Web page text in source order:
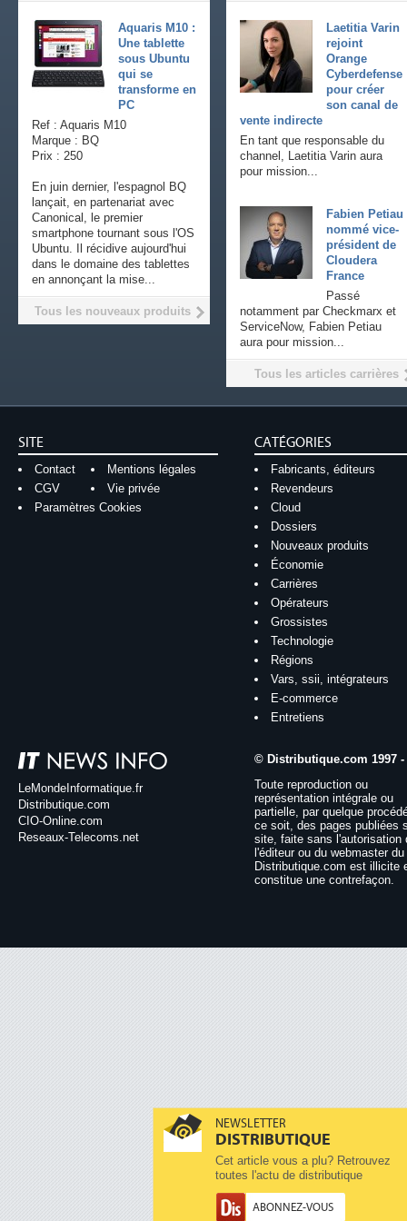
NEWSLETTER
DISTRIBUTIQUE
Cet article vous a plu? Retrouvez
toutes l'actu de distributique
ABONNEZ-VOUS
Laetitia Varin
rejoint
Orange
Cyberdefense
pour créer
son canal de
vente indirecte
En tant que responsable du
channel, Laetitia Varin aura
pour mission...
Fabien Petiau
nommé vice-
président de
Cloudera
France
Passé
notamment par Checkmarx et
ServiceNow, Fabien Petiau
aura pour mission...
Tous les articles carrières
Aquaris M10 :
Une tablette
sous Ubuntu
qui se
transforme en
PC
Ref : Aquaris M10
Marque : BQ
Prix : 250
En juin dernier, l'espagnol BQ
lançait, en partenariat avec
Canonical, le premier
smartphone tournant sous l'OS
Ubuntu. Il récidive aujourd'hui
dans le domaine des tablettes
en annonçant la mise...
Tous les nouveaux produits
SITE
Contact
Mentions légales
CGV
Vie privée
Paramètres Cookies
CATÉGORIES
Fabricants, éditeurs
Revendeurs
Cloud
Dossiers
Nouveaux produits
Économie
Carrières
Opérateurs
Grossistes
Technologie
Régions
Vars, ssii, intégrateurs
E-commerce
Entretiens
LeMondeInformatique.fr
Distributique.com
CIO-Online.com
Reseaux-Telecoms.net
© Distributique.com 1997 -
Toute reproduction ou
représentation intégrale ou
partielle, par quelque
ce soit, des pages publiées
site, faite sans l'autorisation
l'éditeur ou du webmaster
Distributique.com est illicite
constitue une contrefaçon.